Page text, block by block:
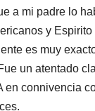
a mi padre lo
y Espirito
es muy
un atentado
en connivencia